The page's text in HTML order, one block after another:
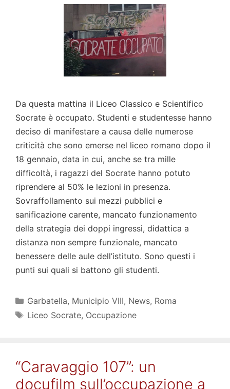
Da questa mattina il Liceo Classico e Scientifico
Socrate è occupato. Studenti e studentesse hanno
deciso di manifestare a causa delle numerose
criticità che sono emerse nel liceo romano dopo il
18 gennaio, data in cui, anche se tra mille
difficoltà, i ragazzi del Socrate hanno potuto
riprendere al 50% le lezioni in presenza.
Sovraffollamento sui mezzi pubblici e
sanificazione carente, mancato funzionamento
della strategia dei doppi ingressi, didattica a
distanza non sempre funzionale, mancato
benessere delle aule dell’istituto. Sono questi i
punti sui quali si battono gli studenti.
Categorie
Garbatella, Municipio VIII, News, Roma
Tag
Liceo Socrate, Occupazione
“Caravaggio 107”: un
docufilm sull’occupazione a